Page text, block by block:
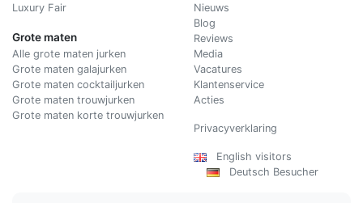
Luxury Fair
Grote maten
Alle grote maten jurken
Grote maten galajurken
Grote maten cocktailjurken
Grote maten trouwjurken
Grote maten korte trouwjurken
Nieuws
Blog
Reviews
Media
Vacatures
Klantenservice
Acties
Privacyverklaring
English visitors
Deutsch Besucher